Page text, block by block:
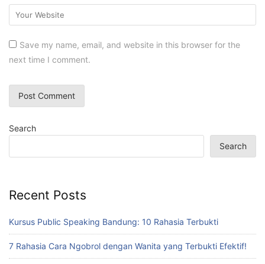
Save my name, email, and website in this browser for the
next time I comment.
Search
Search
Recent Posts
Kursus Public Speaking Bandung: 10 Rahasia Terbukti
7 Rahasia Cara Ngobrol dengan Wanita yang Terbukti Efektif!